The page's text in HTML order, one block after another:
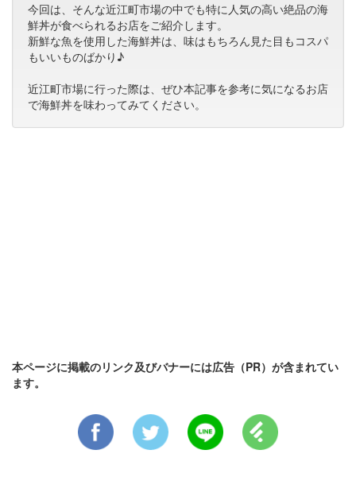
今回は、そんな近江町市場の中でも特に人気の高い絶品の海
鮮丼が食べられるお店をご紹介します。
新鮮な魚を使用した海鮮丼は、味はもちろん見た目もコスパ
もいいものばかり♪
近江町市場に行った際は、ぜひ本記事を参考に気になるお店
で海鮮丼を味わってみてください。
本ページに掲載のリンク及びバナーには広告（PR）が含まれてい
ます。